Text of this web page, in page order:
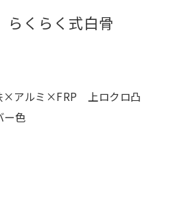
くらく式白骨
×アルミ×FRP 上ロクロ凸
色